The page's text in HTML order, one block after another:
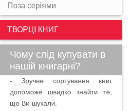
Поза серіями
ТВОРЦІ КНИГ
Чому слід купувати в
нашій книгарні?
- Зручне сортування книг
допоможе швидко знайти те,
що Ви шукали.